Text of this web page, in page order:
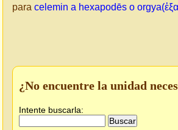
para celemin a hexapodēs o
¿No encuentre la unidad
Intente buscarla: